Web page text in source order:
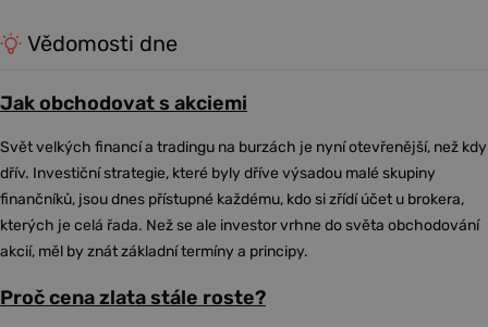
Vědomosti dne
Jak obchodovat s akciemi
Svět velkých financí a tradingu na burzách je nyní otevřenější, než kdy
dřív. Investiční strategie, které byly dříve výsadou malé skupiny
finančníků, jsou dnes přístupné každému, kdo si zřídí účet u brokera,
kterých je celá řada. Než se ale investor vrhne do světa obchodování
akcií, měl by znát základní termíny a principy.
Proč cena zlata stále roste?